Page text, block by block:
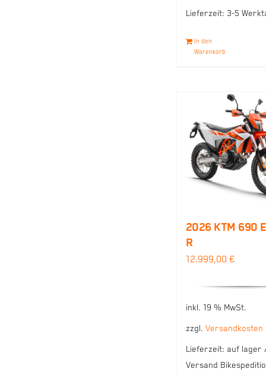
Lieferzeit: 3-5
In den
Warenkorb
2026 KTM 690
R
12.999,00€
inkl. 19 % MwSt.
zzgl.Versandkosten
Lieferzeit:auf lager
Versand